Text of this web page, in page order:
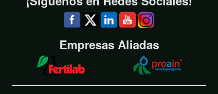
Empresas Aliadas